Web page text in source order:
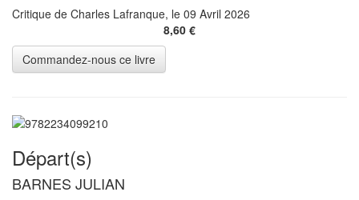
Critique de Charles Lafranque, le 09 Avril 2026
8,60 €
Départ(s)
BARNES JULIAN